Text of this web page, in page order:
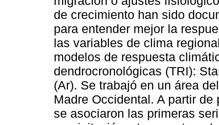
de crecimiento han sido
para entender mejor la
las variables de clima
modelos de respuesta
dendrocronológicas (TRI):
(Ar). Se trabajó en un área
Madre Occidental. A partir
se asociaron las primeras